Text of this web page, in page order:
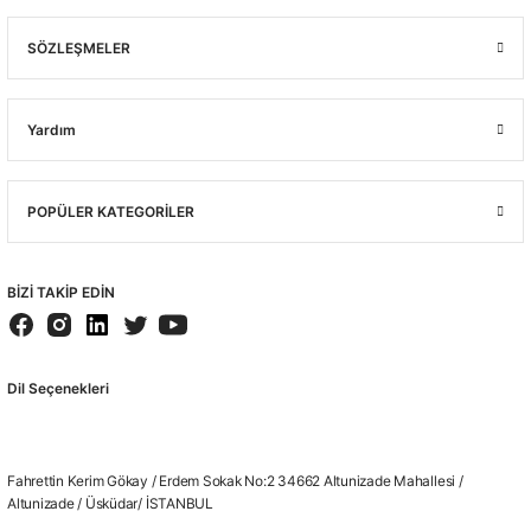
SÖZLEŞMELER
Yardım
POPÜLER KATEGORİLER
BİZİ TAKİP EDİN
Dil Seçenekleri
Fahrettin Kerim Gökay / Erdem Sokak No:2 34662 Altunizade Mahallesi /
Altunizade / Üsküdar/ İSTANBUL